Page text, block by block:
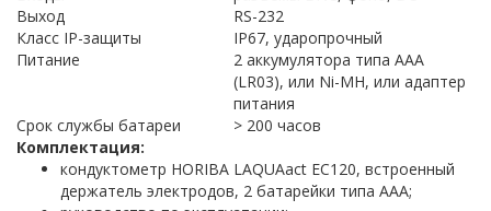
Выход
RS-232
Класс IP-защиты
IP67, ударопрочный
Питание
2 аккумулятора типа AAA
(LR03), или Ni-MH, или адаптер
питания
Срок службы батареи
> 200 часов
Комплектация:
кондуктометр HORIBA LAQUAact EC120, встроенный
держатель электродов, 2 батарейки типа AAA;